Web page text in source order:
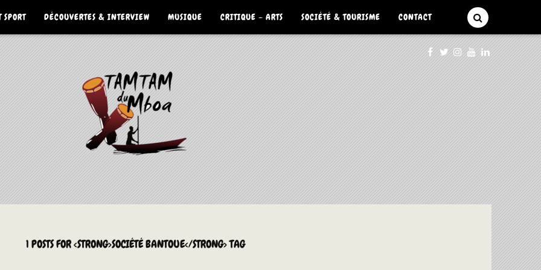
DÉCOUVERTES & INTERVIEW MUSIQUE CRITIQUE – ARTS SOCIÉTÉ & TOURISME CONTACT
1 POSTS FOR <STRONG>SOCIÉTÉ BANTOUE</STRONG> TAG